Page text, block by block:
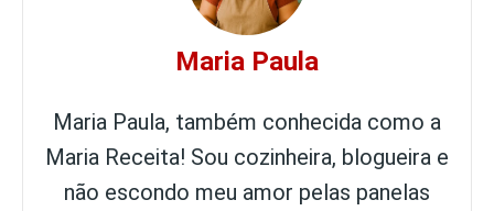
Maria Paula
Maria Paula, também conhecida como a
Maria Receita! Sou cozinheira, blogueira e
não escondo meu amor pelas panelas